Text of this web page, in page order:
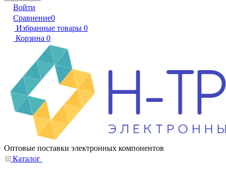
Войти
Сравнение0
Избранные товары 0
Корзина 0
Оптовые поставки электронных компонентов
Каталог